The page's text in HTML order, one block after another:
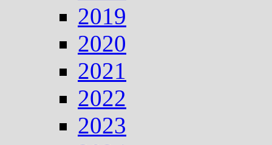
2019
2020
2021
2022
2023